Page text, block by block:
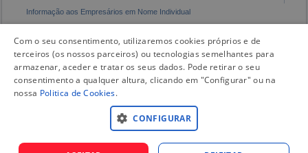
Informação aos Empresários em Nome Individual
Com o seu consentimento, utilizaremos cookies próprios e de
terceiros (os nossos parceiros) ou tecnologias semelhantes para
armazenar, aceder e tratar os seus dados. Pode retirar o seu
consentimento a qualquer altura, clicando em "Configurar" ou na
nossa Politica de Cookies.
CONFIGURAR